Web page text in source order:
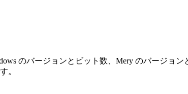
のバージョンとビット数、Mery のバージョ
。